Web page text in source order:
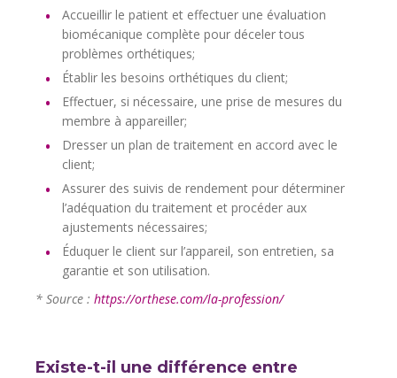
Accueillir le patient et effectuer une évaluation
biomécanique complète pour déceler tous
problèmes orthétiques;
Établir les besoins orthétiques du client;
Effectuer, si nécessaire, une prise de mesures du
membre à appareiller;
Dresser un plan de traitement en accord avec le
client;
Assurer des suivis de rendement pour déterminer
l’adéquation du traitement et procéder aux
ajustements nécessaires;
Éduquer le client sur l’appareil, son entretien, sa
garantie et son utilisation.
* Source : https://orthese.com/la-profession/
Existe-t-il une différence entre